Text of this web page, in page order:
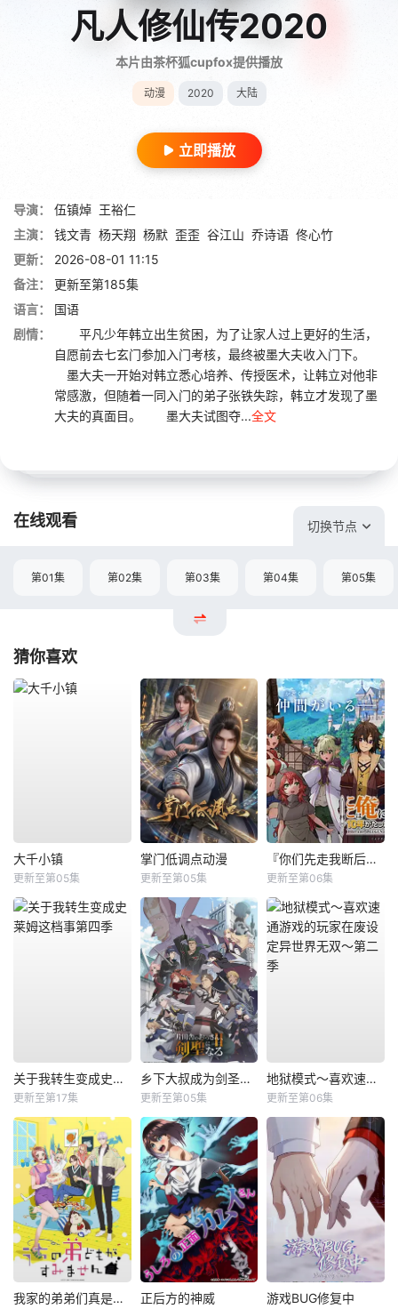
凡人修仙传2020
本片由茶杯狐cupfox提供播放
动漫 2020 大陆
立即播放
导演： 伍镇焯 王裕仁
主演：
钱文青 杨天翔 杨默 歪歪 谷江山 乔诗语 佟心竹
更新：
2026-08-01 11:15
备注：
更新至第185集
语言：
国语
剧情：
平凡少年韩立出生贫困，为了让家人过上更好的生活，
自愿前去七玄门参加入门考核，最终被墨大夫收入门下。
墨大夫一开始对韩立悉心培养、传授医术，让韩立对他非
常感激，但随着一同入门的弟子张铁失踪，韩立才发现了墨
大夫的真面目。 墨大夫试图夺...全文
在线观看 切换节点
第01集 第02集 第03集 第04集 第05集
猜你喜欢
大千小镇
更新至第05集
掌门低调点动漫
更新至第05集
『你们先走我断后』，于是10年后我成为了传说
更新至第06集
关于我转生变成史莱姆这档事第四季
更新至第17集
乡下大叔成为剑圣第二季
更新至第05集
地狱模式～喜欢速通游戏的玩家在废设定异世界无双～第二季
更新至第06集
我家的弟弟们真是让您费心了 正后方的神威 游戏BUG修复中